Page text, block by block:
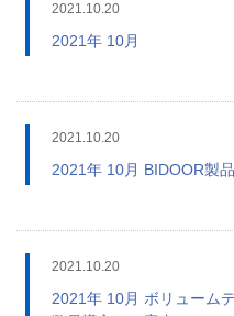
2021.10.20
2021年 10月
2021.10.20
2021年 10月 BIDOOR製
2021.10.20
2021年 10月 ボリューム